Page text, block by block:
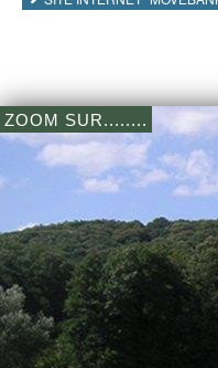
ZOOM SUR........